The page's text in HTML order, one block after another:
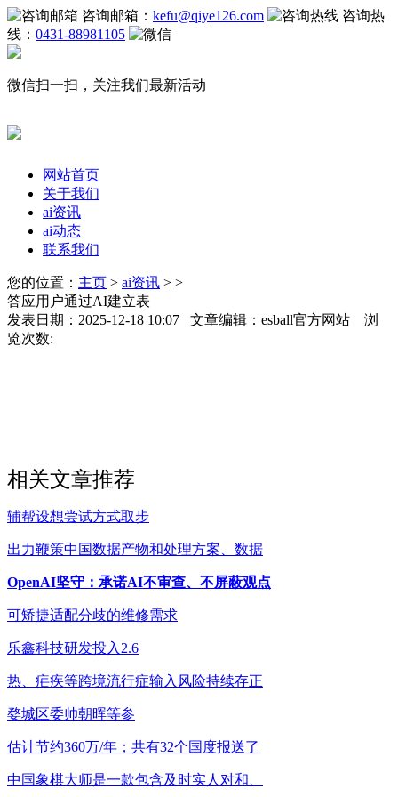
咨询邮箱： kefu@qiye126.com
咨询热
线： 0431-88981105
微信扫一扫，关注我们最新活动
网站首页
关于我们
ai资讯
ai动态
联系我们
您的位置： 主页 > ai资讯 > >
答应用户通过AI建立表
发表日期：2025-12-18 10:07 文章编辑：esball官方网站 浏
览次数:
相关文章推荐
辅帮设想尝试方式取步
出力鞭策中国数据产物和处理方案、数据
OpenAI坚守：承诺AI不审查、不屏蔽观点
可矫捷适配分歧的维修需求
乐鑫科技研发投入2.6
热、疟疾等跨境流行症输入风险持续存正
婺城区委帅朝晖等参
估计节约360万/年；共有32个国度报送了
中国象棋大师是一款包含及时实人对和、